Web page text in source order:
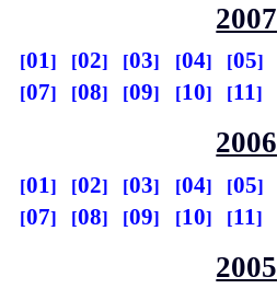
2007
01 02 03 04 05
07
08 09 10 11
2006
01 02 03 04 05
07
08 09 10 11
2005